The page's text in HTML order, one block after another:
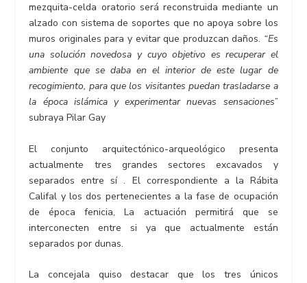
mezquita-celda oratorio será reconstruida mediante un
alzado con sistema de soportes que no apoya sobre los
muros originales para y evitar que produzcan daños. “Es
una solución novedosa y cuyo objetivo es recuperar el
ambiente que se daba en el interior de este lugar de
recogimiento, para que los visitantes puedan trasladarse a
la época islámica y experimentar nuevas sensaciones”
subraya Pilar Gay
El conjunto arquitectónico-arqueológico presenta
actualmente tres grandes sectores excavados y
separados entre sí . El correspondiente а la Rábita
Califal у los dos pertenecientes а la fase de ocupación
de época fenicia, La actuación permitirá que se
interconecten entre si ya que actualmente están
separados por dunas.
La concejala quiso destacar que los tres únicos